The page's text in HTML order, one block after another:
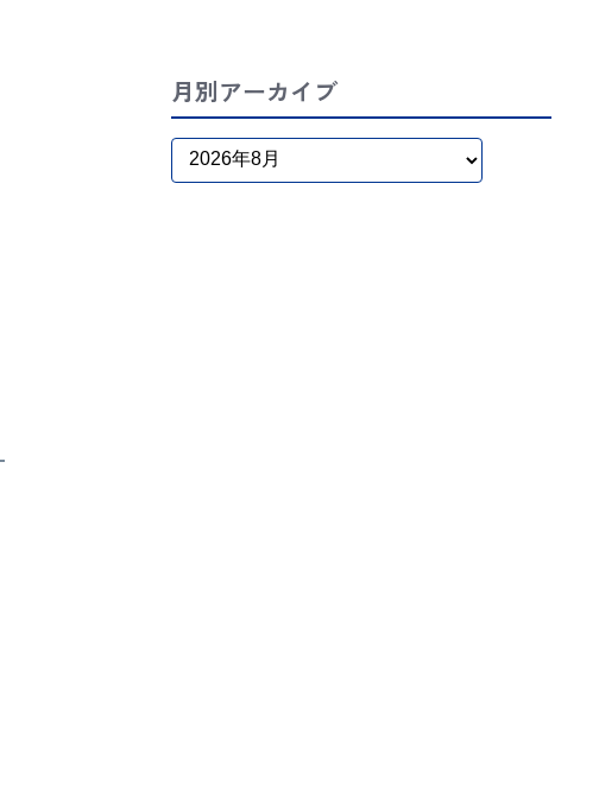
月別アーカイブ